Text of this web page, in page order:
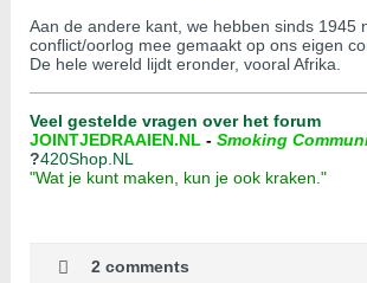
Aan de andere kant, we hebben sinds 1945
conflict/oorlog mee gemaakt op ons eigen
De hele wereld lijdt eronder, vooral Afrika.
Veel gestelde vragen over het forum
JOINTJEDRAAIEN.NL - Smoking
?420Shop.NL
"Wat je kunt maken, kun je ook kraken."
2 comments